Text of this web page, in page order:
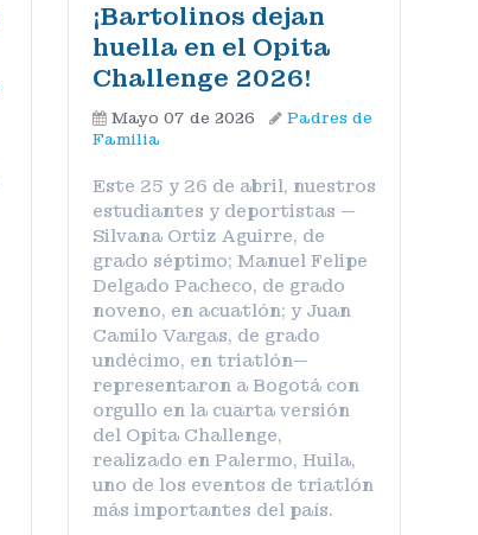
¡Bartolinos dejan
huella en el Opita
Challenge 2026!
Mayo 07 de 2026
Padres de
Familia
Este 25 y 26 de abril, nuestros
estudiantes y deportistas —
Silvana Ortiz Aguirre, de
grado séptimo; Manuel Felipe
Delgado Pacheco, de grado
noveno, en acuatlón; y Juan
Camilo Vargas, de grado
undécimo, en triatlón—
representaron a Bogotá con
orgullo en la cuarta versión
del Opita Challenge,
realizado en Palermo, Huila,
uno de los eventos de triatlón
más importantes del país.